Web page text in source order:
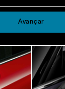
Avançar